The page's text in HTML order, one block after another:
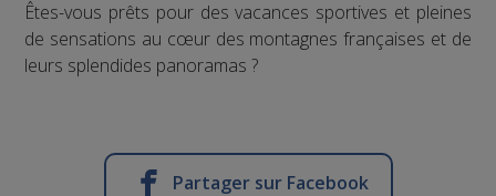
Êtes-vous prêts pour des vacances sportives et pleines
de sensations au cœur des montagnes françaises et de
leurs splendides panoramas ?
Partager sur Facebook